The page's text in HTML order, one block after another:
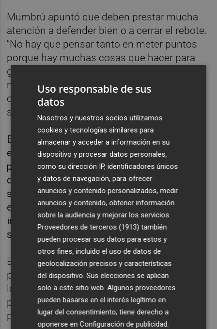
Mumbrú apuntó que deben prestar mucha
atención a defender bien o a cerrar el rebote.
“No hay que pensar tanto en meter puntos
porque hay muchas cosas que hacer para
ganar. Ellos tienen mucha experiencia,
nosotros algo menos y veremos quién es
capaz de gestionar mejor las emociones”,
señaló.
El entrenador dijo que al ser el suyo el primer
encuentro del torneo deben estar preparados
para un arranque complicado. “En los últimos
diez o quince años en los primeros partidos
siempre hay muchos nervios porque hay un
enorme envoltorio alrededor de la Copa. El
inicio es muy importante pero normalmente
son malos para todos los equipos”, analizó.
El entrenador destacó que sólo pueden
pensar en el partido de este jueves. “Uno de
los errores es pensar que la Copa son tres
partidos, la Copa es un partido, que es el
primero, y luego veremos”, recordó.
Uso responsable de sus
datos
Nosotros y nuestros socios utilizamos
cookies y tecnologías similares para
almacenar y acceder a información en su
dispositivo y procesar datos personales,
como su dirección IP, identificadores únicos
y datos de navegación, para ofrecer
anuncios y contenido personalizados, medir
anuncios y contenido, obtener información
sobre la audiencia y mejorar los servicios.
Proveedores de terceros (1913) también
pueden procesar sus datos para estos y
otros fines, incluido el uso de datos de
geolocalización precisos y características
del dispositivo. Sus elecciones se aplican
solo a este sitio web. Algunos proveedores
pueden basarse en el interés legítimo en
lugar del consentimiento; tiene derecho a
oponerse enConfiguración de publicidad